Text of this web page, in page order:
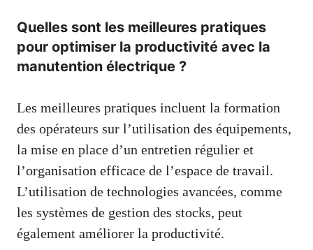
Quelles sont les meilleures pratiques
pour optimiser la productivité avec la
manutention électrique ?
Les meilleures pratiques incluent la formation
des opérateurs sur l’utilisation des équipements,
la mise en place d’un entretien régulier et
l’organisation efficace de l’espace de travail.
L’utilisation de technologies avancées, comme
les systèmes de gestion des stocks, peut
également améliorer la productivité.